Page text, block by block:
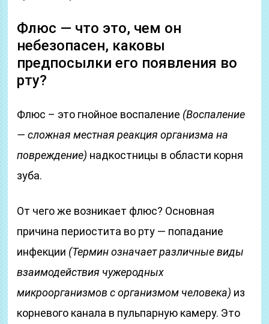
Флюс — что это, чем он
небезопасен, каковы
предпосылки его появления во
рту?
Флюс – это гнойное воспаление (Воспаление
— сложная местная реакция организма на
повреждение) надкостницы в области корня
зуба.
От чего же возникает флюс? Основная
причина периостита во рту — попадание
инфекции (Термин означает различные виды
взаимодействия чужеродных
микроорганизмов с организмом человека) из
корневого канала в пульпарную камеру. Это